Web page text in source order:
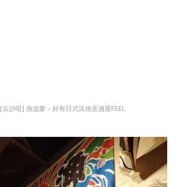
[尖沙咀] 漁道樂 – 好有日式浜燒居酒屋FEEL